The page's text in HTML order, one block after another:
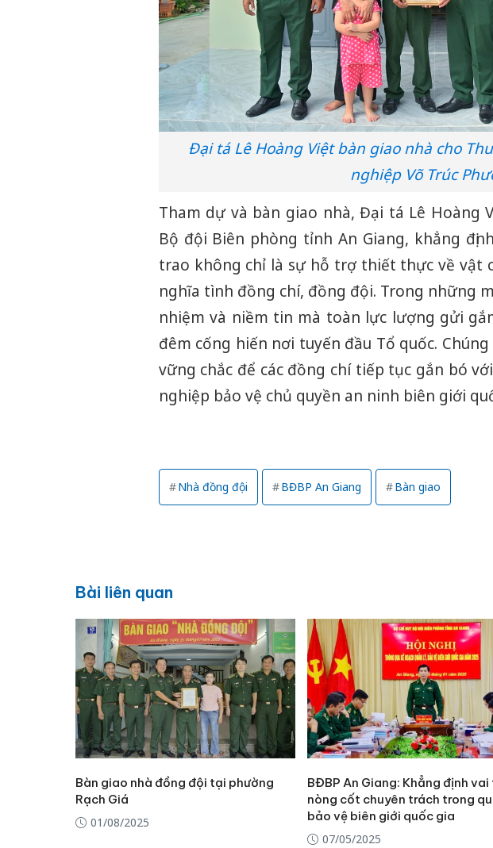
Đại tá Lê Hoàng Việt bàn giao nhà cho
nghiệp Võ Trúc
Tham dự và bàn giao nhà, Đại tá Lê Hoàng
Bộ đội Biên phòng tỉnh An Giang, khẳng
trao không chỉ là sự hỗ trợ thiết thực về vật
nghĩa tình đồng chí, đồng đội. Trong những
nhiệm và niềm tin mà toàn lực lượng gửi
đêm cống hiến nơi tuyến đầu Tổ quốc.
vững chắc để các đồng chí tiếp tục gắn bó
nghiệp bảo vệ chủ quyền an ninh biên giới
Nhà đồng đội BĐBP An Giang Bàn giao
Bài liên quan
Bàn giao nhà đồng đội tại phường
Rạch Giá
01/08/2025
BĐBP An Giang: Khẳng định vai
nòng cốt chuyên trách trong
bảo vệ biên giới quốc gia
07/05/2025